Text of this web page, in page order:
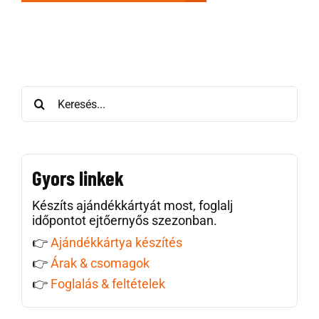
Keresés:
Gyors linkek
Készíts ajándékkártyát most, foglalj
időpontot ejtőernyős szezonban.
👉Ajándékkártya készítés
👉Árak & csomagok
👉 Foglalás & feltételek